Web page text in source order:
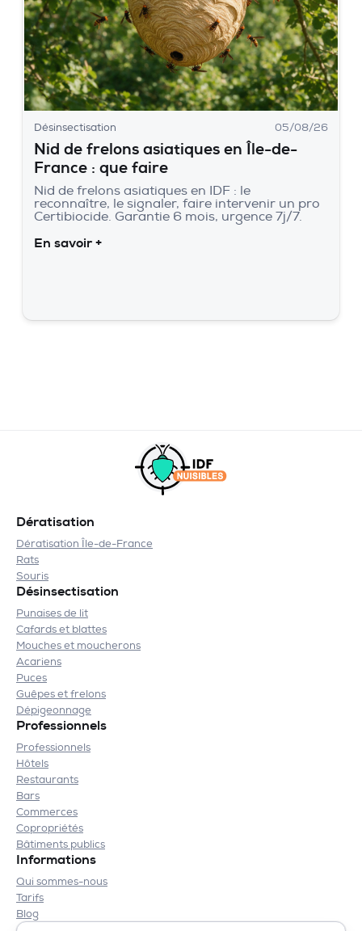
Désinsectisation 05/08/26
Nid de frelons asiatiques en Île-de-
France : que faire
Nid de frelons asiatiques en IDF : le
reconnaître, le signaler, faire intervenir un pro
Certibiocide. Garantie 6 mois, urgence 7j/7.
En savoir +
Dératisation
Dératisation Île-de-France
Rats
Souris
Désinsectisation
Punaises de lit
Cafards et blattes
Mouches et moucherons
Acariens
Puces
Guêpes et frelons
Dépigeonnage
Professionnels
Professionnels
Hôtels
Restaurants
Bars
Commerces
Copropriétés
Bâtiments publics
Informations
Qui sommes-nous
Tarifs
Blog